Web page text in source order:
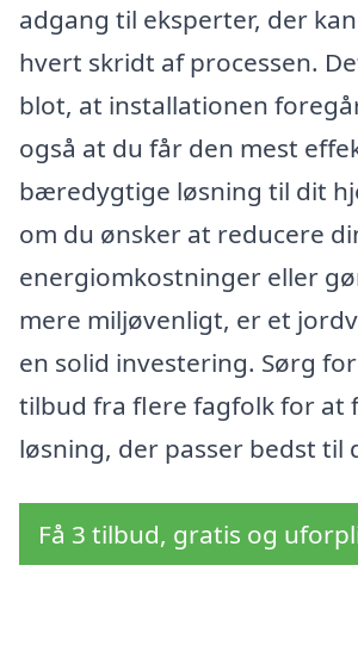
adgang til eksperter, der
hvert skridt af processen.
blot, at installationen
også at du får den mest
bæredygtige løsning til dit
om du ønsker at reducere
energiomkostninger eller
mere miljøvenligt, er et
en solid investering. Sørg
tilbud fra flere fagfolk for at
løsning, der passer bedst til
Få 3 tilbud, gratis og